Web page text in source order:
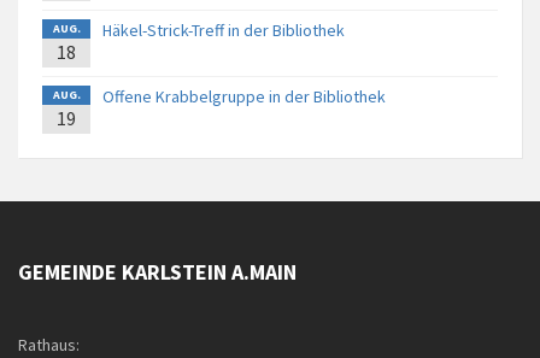
AUG.
18
Häkel-Strick-Treff in der Bibliothek
AUG.
19
Offene Krabbelgruppe in der Bibliothek
GEMEINDE KARLSTEIN A.MAIN
Rathaus: